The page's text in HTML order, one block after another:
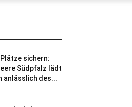
sichern:
Südpfalz lädt
anlässlich des...